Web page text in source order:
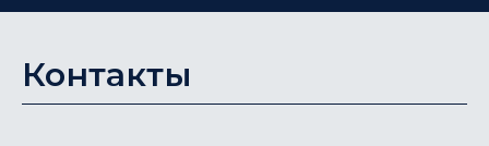
Контакты